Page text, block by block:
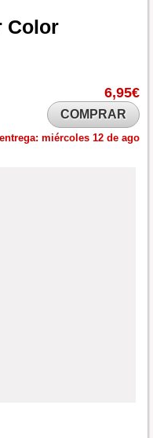
Color
6,95€
COMPRAR
miércoles 12 de ago